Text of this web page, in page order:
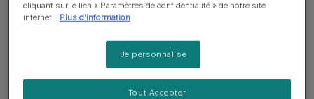
%Aucun avis publiés
cliquant sur le lien « Paramètres de confidentialité » de notre site
internet.
Plus d'information
Je personnalise
Tout Accepter